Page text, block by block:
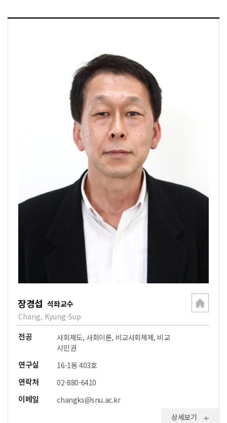
장경섭 석좌교수
Chang, Kyung-Sup
전공
사회제도, 사회이론, 비교사회체제, 비교
시민권
연구실 16-1동 403호
연락처 02-880-6410
이메일
changks@snu.ac.kr
상세보기